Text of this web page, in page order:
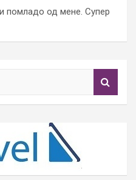
помладо од мене. Супер